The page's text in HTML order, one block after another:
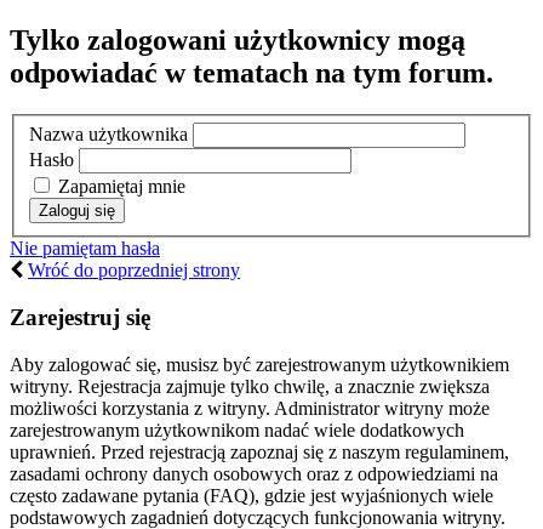
Tylko zalogowani użytkownicy mogą
odpowiadać w tematach na tym forum.
Nazwa użytkownika
Hasło
Zapamiętaj mnie
Nie pamiętam hasła
Wróć do poprzedniej strony
Zarejestruj się
Aby zalogować się, musisz być zarejestrowanym użytkownikiem
witryny. Rejestracja zajmuje tylko chwilę, a znacznie zwiększa
możliwości korzystania z witryny. Administrator witryny może
zarejestrowanym użytkownikom nadać wiele dodatkowych
uprawnień. Przed rejestracją zapoznaj się z naszym regulaminem,
zasadami ochrony danych osobowych oraz z odpowiedziami na
często zadawane pytania (FAQ), gdzie jest wyjaśnionych wiele
podstawowych zagadnień dotyczących funkcjonowania witryny.